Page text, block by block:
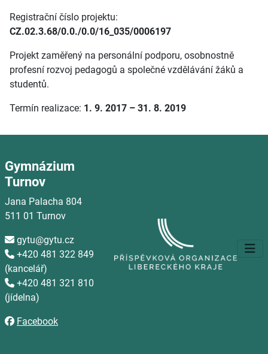
Registrační číslo projektu:
CZ.02.3.68/0.0./0.0/16_035/0006197
Projekt zaměřený na personální podporu, osobnostně
profesní rozvoj pedagogů a společné vzdělávání žáků a
studentů.
Termín realizace: 1. 9. 2017 – 31. 8. 2019
Gymnázium
Turnov
Jana Palacha 804
511 01 Turnov
 gytu@gytu.cz
 +420 481 322 849
(kancelář)
 +420 481 321 810
(jídelna)
Facebook